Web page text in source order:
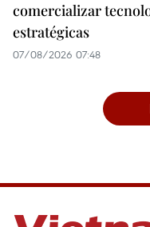
comercializar
estratégicas
07/08/2026 07:48